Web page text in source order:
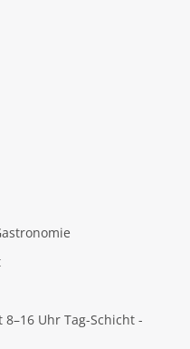
Uhr Tag-Schicht -